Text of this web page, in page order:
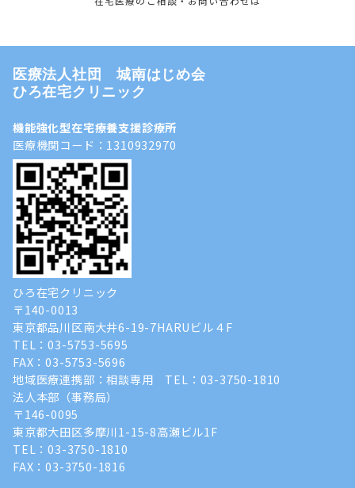
医療法人社団 城南はじめ会
ひろ在宅クリニック
機能強化型在宅療養支援診療所
医療機関コード：1310932970
ひろ在宅クリニック
〒140-0013
東京都品川区南大井6-19-7HARUビル４F
TEL：03-5753-5695
FAX：03-5753-5696
地域医療連携部：相談専用 TEL：03-3750-1810
法人本部（事務局）
〒146-0095
東京都大田区多摩川1-15-8高瀬ビル1F
TEL：03-3750-1810
FAX：03-3750-1816